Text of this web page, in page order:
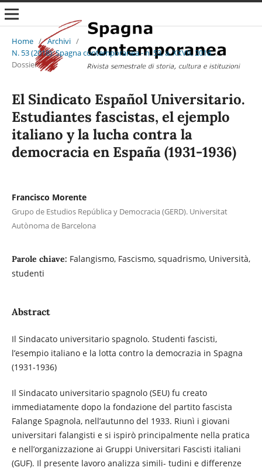
Home / Archivi /
N. 53 (2018): Spagna contemporanea - n. 53, a. XXVII, 2018 /
Dossier
El Sindicato Español Universitario.
Estudiantes fascistas, el ejemplo
italiano y la lucha contra la
democracia en España (1931-1936)
Francisco Morente
Grupo de Estudios República y Democracia (GERD). Universitat
Autònoma de Barcelona
Parole chiave: Falangismo, Fascismo, squadrismo, Università,
studenti
Abstract
Il Sindacato universitario spagnolo. Studenti fascisti,
l’esempio italiano e la lotta contro la democrazia in Spagna
(1931-1936)
Il Sindacato universitario spagnolo (SEU) fu creato
immediatamente dopo la fondazione del partito fascista
Falange Spagnola, nell’autunno del 1933. Riunì i giovani
universitari falangisti e si ispirò principalmente nella pratica
e nell’organizzazione ai Gruppi Universitari Fascisti italiani
(GUF). Il presente lavoro analizza simili- tudini e differenze